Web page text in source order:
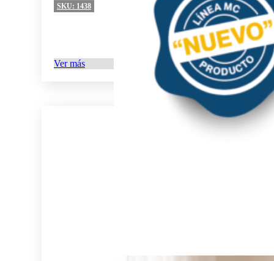
SKU: 1438
Ver más